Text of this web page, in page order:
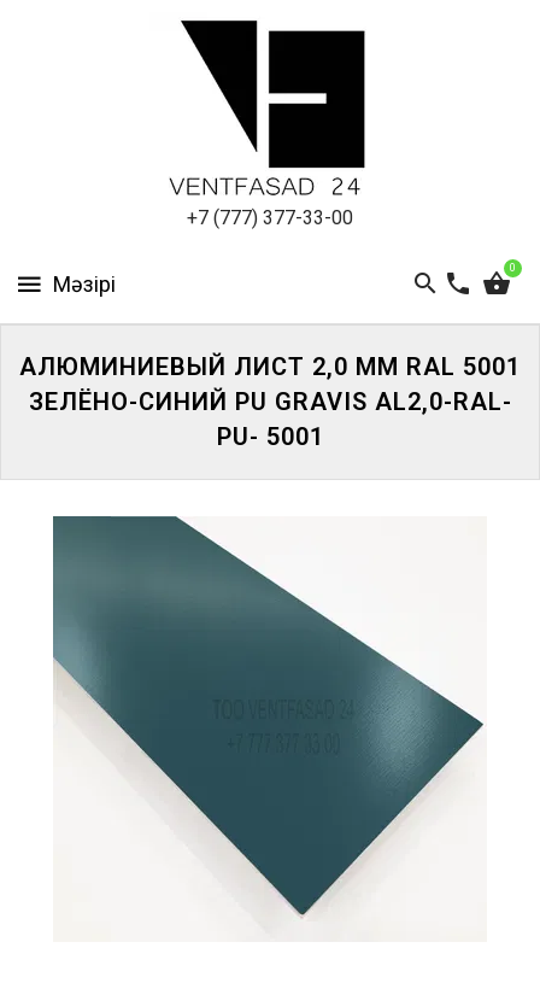
+7 (777) 377-33-00
0
ПАНЕЛИ
ПРОЕКТИРОВАНИЕ
АЛЮМИНИЕВЫЙ ЛИСТ 2,0 ММ RAL 5001
ЗЕЛЁНО-СИНИЙ PU GRAVIS AL2,0-RAL-
PU- 5001